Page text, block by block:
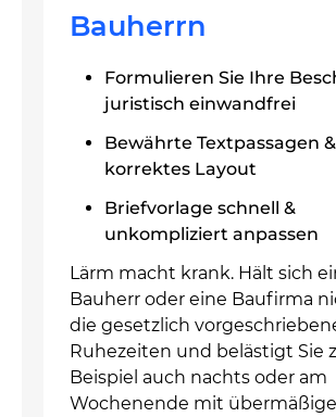
Bauherrn
Formulieren Sie Ihre
juristisch einwandfrei
Bewährte Textpassagen
korrektes Layout
Briefvorlage schnell &
unkompliziert anpassen
Lärm macht krank. Hält sich
Bauherr oder eine Baufirma
die gesetzlich
Ruhezeiten und belästigt Sie
Beispiel auch nachts oder am
Wochenende mit